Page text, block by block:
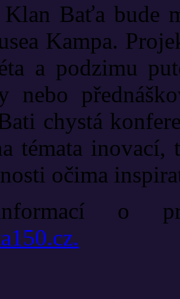
Baťa bude
Kampa.
a podzimu
nebo
chystá
témata inovací,
očima
o